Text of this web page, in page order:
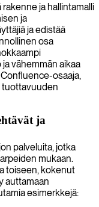
ja hallintamalli
ja
ja edistää
osa
vähemmän aikaa
osaaja,
tuottavuuden
ja
palveluita, jotka
mukaan.
toiseen, kokenut
auttamaan
esimerkkejä: